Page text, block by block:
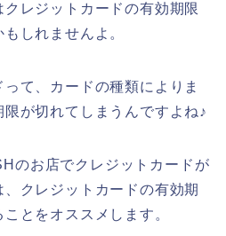
レジットカードの有効期限
しれませんよ。
て、カードの種類によりま
が切れてしまうんですよね♪
のお店でクレジットカードが
クレジットカードの有効期
とをオススメします。